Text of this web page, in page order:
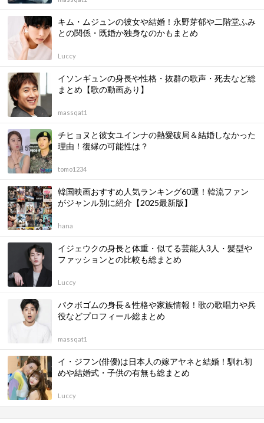
キム・ムジュンの彼女や結婚！永野芽郁や二階堂ふみ
との関係・既婚か独身なのかもまとめ
Luccy
イソンギュンの身長や性格・抜群の歌声・死去など総
まとめ【歌の動画あり】
massqat1
チヒョヌと彼女ユインナの熱愛破局＆結婚しなかった
理由！復縁の可能性は？
tomo1234
韓国映画おすすめ人気ランキング60選！韓流ファン
がジャンル別に紹介【2025最新版】
hana
イジェウクの身長と体重・似てる芸能人3人・髪型や
ファッションとの比較も総まとめ
Luccy
パクボゴムの身長＆性格や家族情報！歌の歌唱力や兵
役などプロフィール総まとめ
massqat1
イ・ジフン(俳優)は日本人の嫁アヤネと結婚！馴れ初
めや結婚式・子供の有無も総まとめ
Luccy